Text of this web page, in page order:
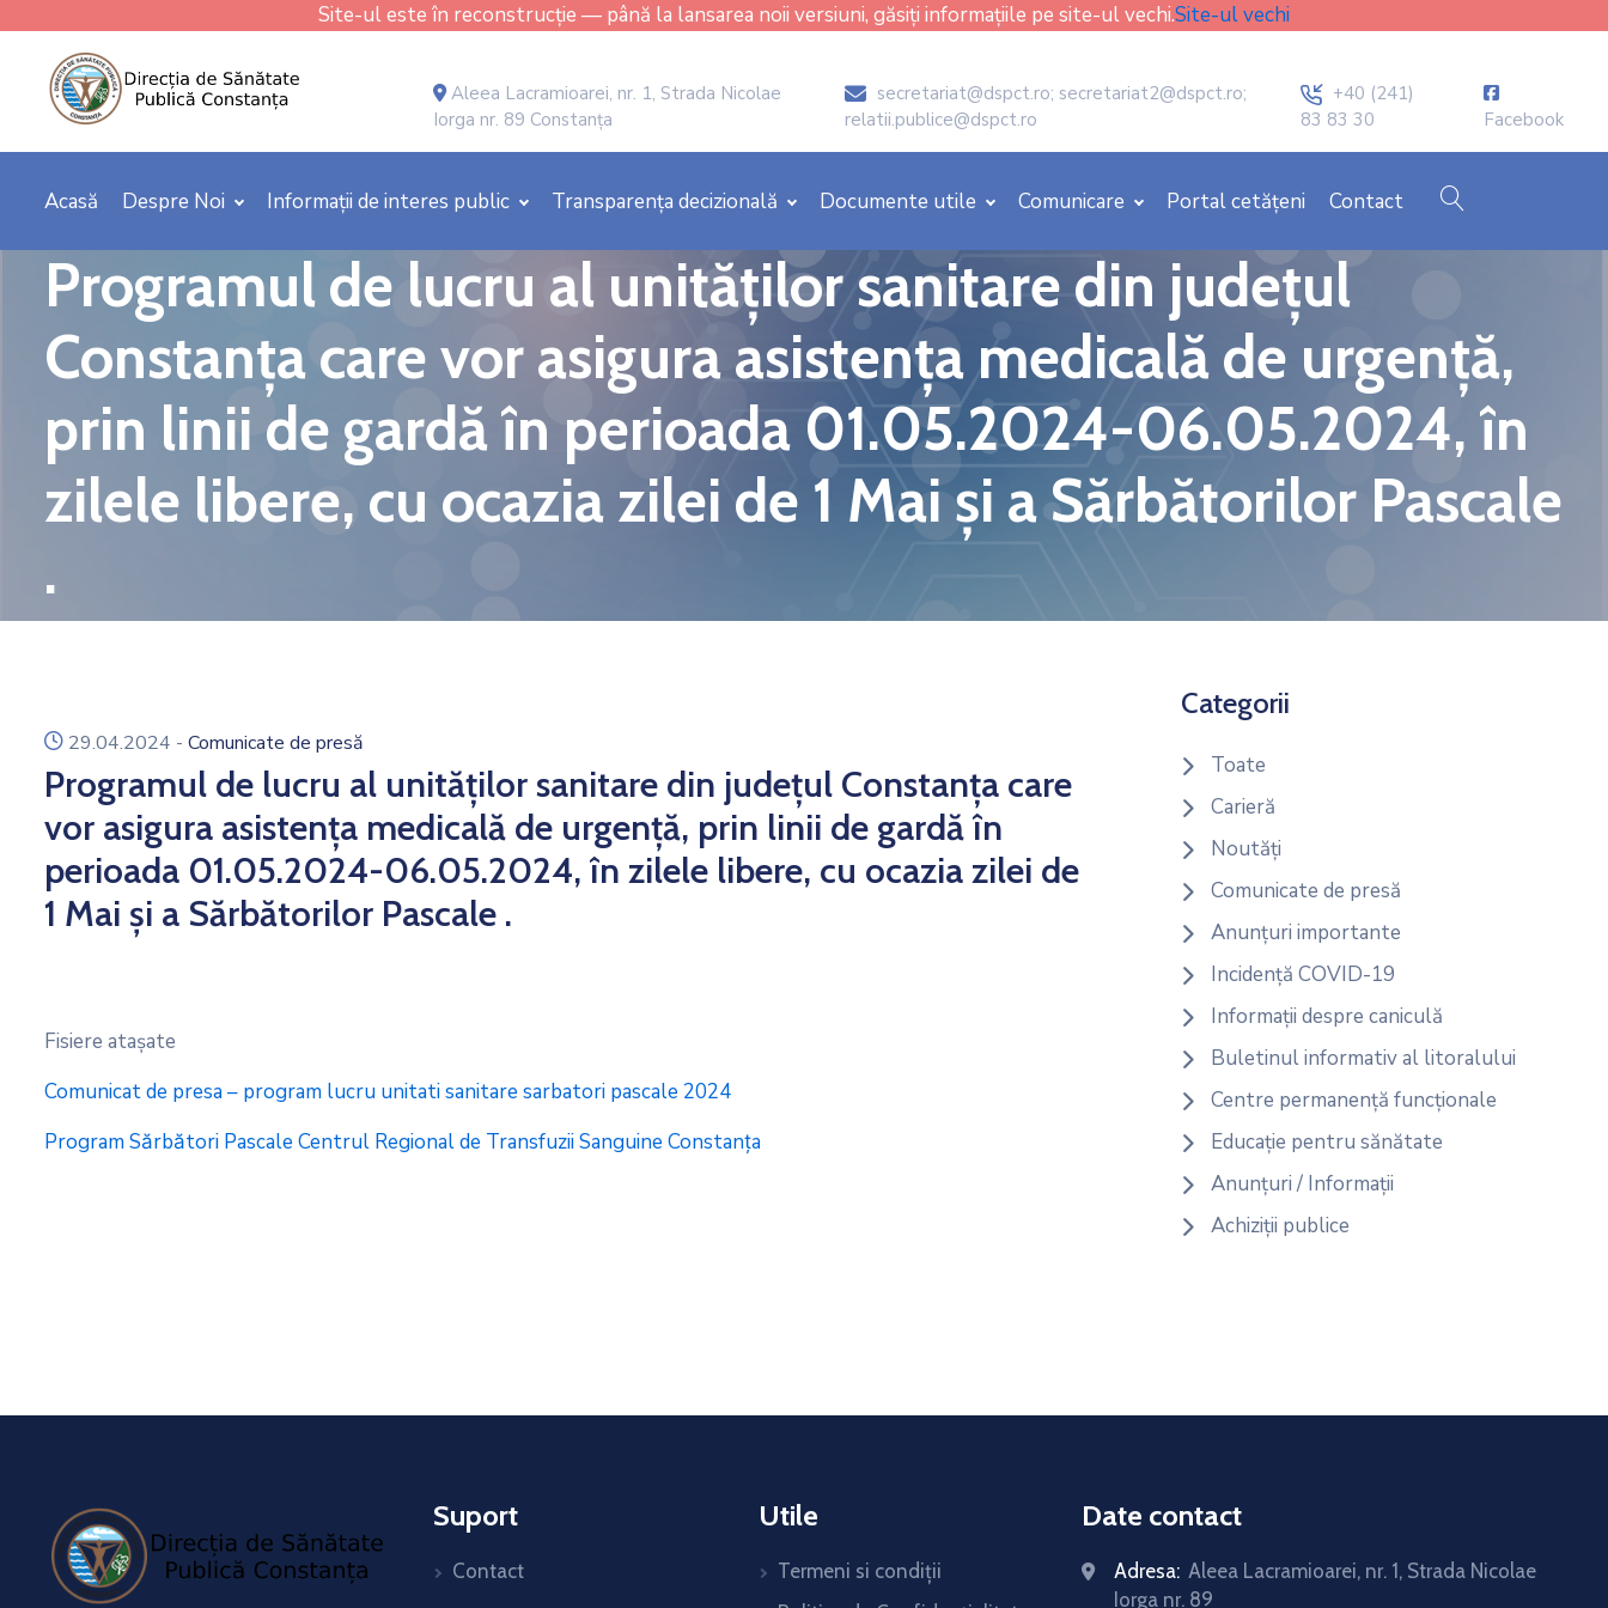
Site-ul este în reconstrucție — până la lansarea noii versiuni, găsiți informațiile pe site-ul vechi.Site-ul vechi
Aleea Lacramioarei, nr. 1, Strada Nicolae
Iorga nr. 89 Constanța
icon
secretariat@dspct.ro; secretariat2@dspct.ro;
relatii.publice@dspct.ro
icon
+40 (241)
83 83 30
Facebook
Acasă Despre Noi Informații de interes public Transparența decizională Documente utile Comunicare Portal cetățeni Contact
Programul de lucru al unităților sanitare din județul
Constanța care vor asigura asistența medicală de urgență,
prin linii de gardă în perioada 01.05.2024-06.05.2024, în
zilele libere, cu ocazia zilei de 1 Mai și a Sărbătorilor Pascale
.
icon
29.04.2024 - Comunicate de presă
Programul de lucru al unităților sanitare din județul Constanța care
vor asigura asistența medicală de urgență, prin linii de gardă în
perioada 01.05.2024-06.05.2024, în zilele libere, cu ocazia zilei de
1 Mai și a Sărbătorilor Pascale .
Fisiere ataşate
Comunicat de presa – program lucru unitati sanitare sarbatori pascale 2024
Program Sărbători Pascale Centrul Regional de Transfuzii Sanguine Constanța
Categorii
Toate
Carieră
Noutăți
Comunicate de presă
Anunțuri importante
Incidență COVID-19
Informații despre caniculă
Buletinul informativ al litoralului
Centre permanență funcționale
Educație pentru sănătate
Anunțuri / Informații
Achiziții publice
Suport
Contact
Utile
Termeni si condiții
Date contact
Adresa: Aleea Lacramioarei, nr. 1, Strada Nicolae
Iorga nr. 89